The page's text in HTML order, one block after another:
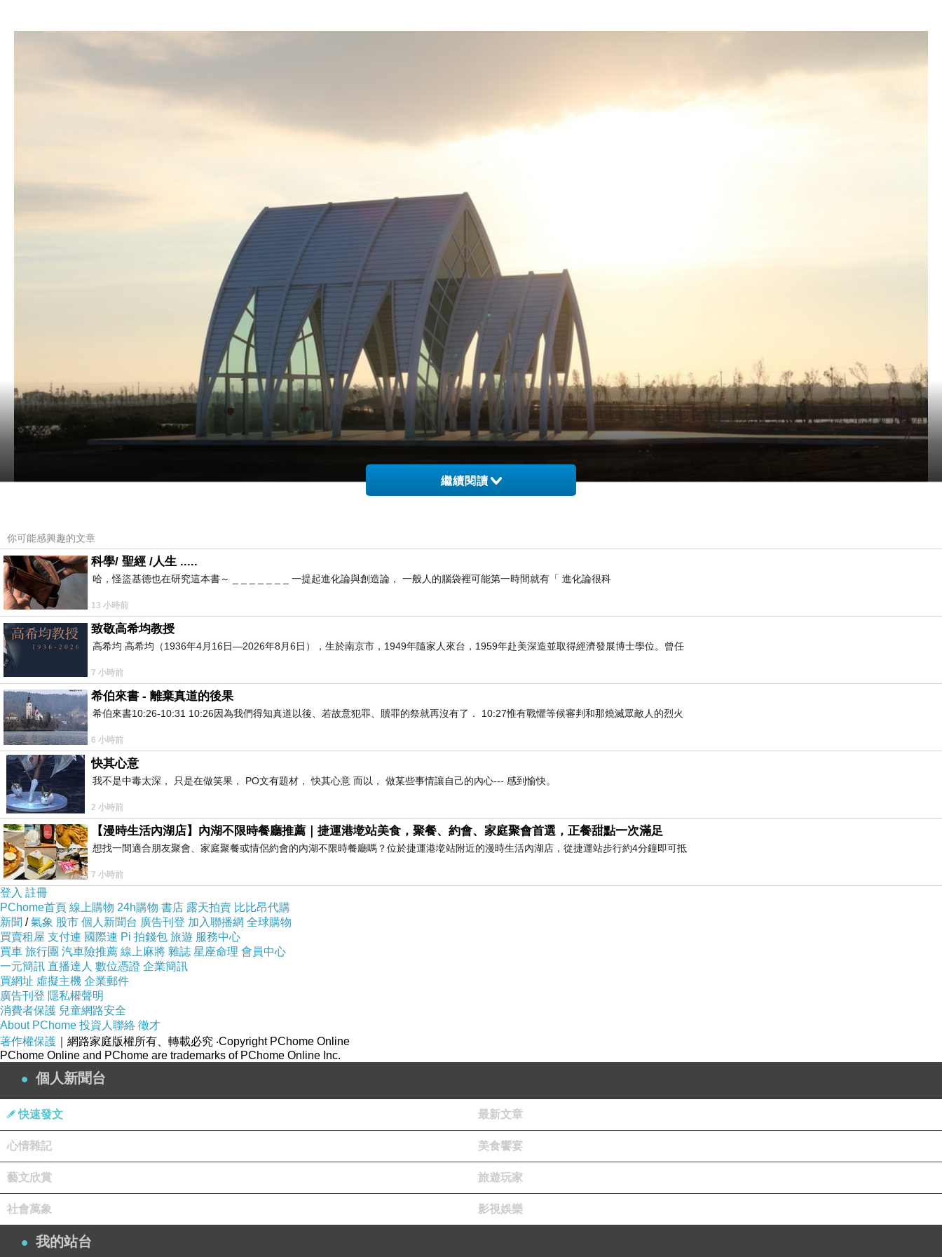
繼續閱讀
你可能感興趣的文章
科學/ 聖經 /人生 .....
哈，怪盜基德也在研究這本書～ _ _ _ _ _ _ _ 一提起進化論與創造論， 一般人的腦袋裡可能第一時間就有「 進化論很科
13 小時前
致敬高希均教授
高希均 高希均（1936年4月16日—2026年8月6日），生於南京市，1949年隨家人來台，1959年赴美深造並取得經濟發展博士學位。曾任
7 小時前
希伯來書 - 離棄真道的後果
希伯來書10:26-10:31 10:26因為我們得知真道以後、若故意犯罪、贖罪的祭就再沒有了． 10:27惟有戰懼等候審判和那燒滅眾敵人的烈火
6 小時前
快其心意
我不是中毒太深， 只是在做笑果， PO文有題材， 快其心意 而以， 做某些事情讓自己的內心--- 感到愉快。
2 小時前
【漫時生活內湖店】內湖不限時餐廳推薦｜捷運港墘站美食，聚餐、約會、家庭聚會首選，正餐甜點一次滿足
想找一間適合朋友聚會、家庭聚餐或情侶約會的內湖不限時餐廳嗎？位於捷運港墘站附近的漫時生活內湖店，從捷運站步行約4分鐘即可抵
7 小時前
登入 註冊
PChome首頁 線上購物 24h購物 書店 露天拍賣 比比昂代購
新聞 /氣象 股市 個人新聞台 廣告刊登 加入聯播網 全球購物
買賣租屋 支付連 國際連 Pi 拍錢包 旅遊 服務中心
買車 旅行團 汽車險推薦 線上麻將 雜誌 星座命理 會員中心
一元簡訊 直播達人 數位憑證 企業簡訊
買網址 虛擬主機 企業郵件
廣告刊登 隱私權聲明
消費者保護 兒童網路安全
About PChome 投資人聯絡 徵才
著作權保護 ｜網路家庭版權所有、轉載必究 ‧Copyright PChome Online
PChome Online and PChome are trademarks of PChome Online Inc.
個人新聞台
快速發文 最新文章
心情雜記 美食饗宴
藝文欣賞 旅遊玩家
社會萬象 影視娛樂
我的站台